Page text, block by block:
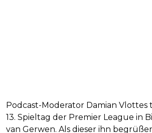
Podcast-Moderator Damian Vlottes
13. Spieltag der Premier League in
van Gerwen. Als dieser ihn